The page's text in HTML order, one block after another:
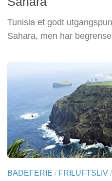
Tunisia et godt
Sahara, men har
BADEFERIE / FRILUFTSLIV /